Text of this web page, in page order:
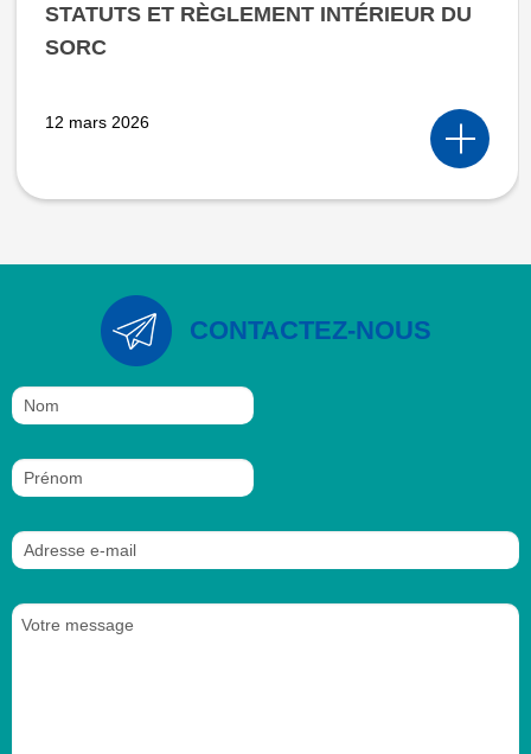
STATUTS ET RÈGLEMENT INTÉRIEUR DU
SORC
12 mars 2026
CONTACTEZ-NOUS